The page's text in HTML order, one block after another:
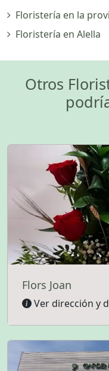
Floristería en la
Floristería en Alella
Otros
Flors Joan
Ver dirección y